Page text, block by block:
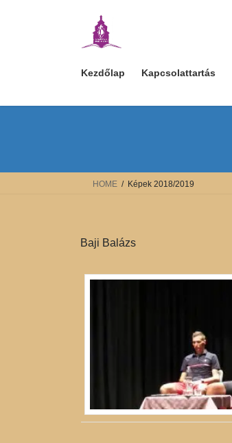
Kezdőlap Kapcsolattartás
HOME Képek 2018/2019
Baji Balázs